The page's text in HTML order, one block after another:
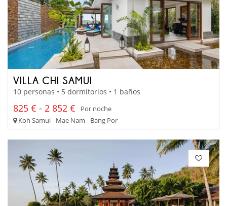
VILLA CHI SAMUI
10 personas • 5 dormitorios • 1 baños
825 € - 2 852 €
Por noche
Koh Samui - Mae Nam - Bang Por